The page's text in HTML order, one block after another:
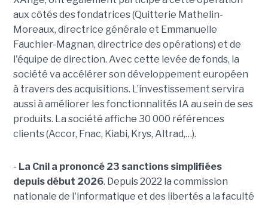
aux côtés des fondatrices (Quitterie Mathelin-
Moreaux, directrice générale et Emmanuelle
Fauchier-Magnan, directrice des opérations) et de
l'équipe de direction. Avec cette levée de fonds, la
société va accélérer son développement européen
à travers des acquisitions. L’investissement servira
aussi à améliorer les fonctionnalités IA au sein de ses
produits. La société affiche 30 000 références
clients (Accor, Fnac, Kiabi, Krys, Altrad,…).
- La Cnil a prononcé 23 sanctions simplifiées
depuis début 2026. Depuis 2022 la commission
nationale de l'informatique et des libertés a la faculté